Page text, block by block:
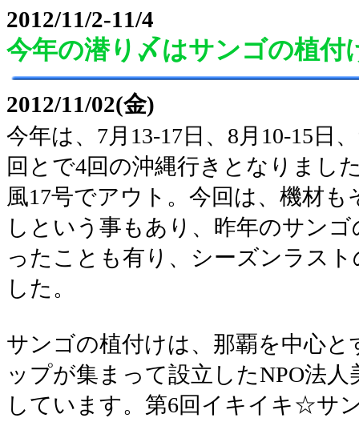
2012/11/2-11/4
今年の潜り〆はサンゴの植付
2012/11/02(金)
今年は、7月13-17日、8月10-15日
回とで4回の沖縄行きとなりまし
風17号でアウト。今回は、機材
しという事もあり、昨年のサン
ったことも有り、シーズンラス
した。
サンゴの植付けは、那覇を中心
ップが集まって設立したNPO法
しています。第6回イキイキ☆サ